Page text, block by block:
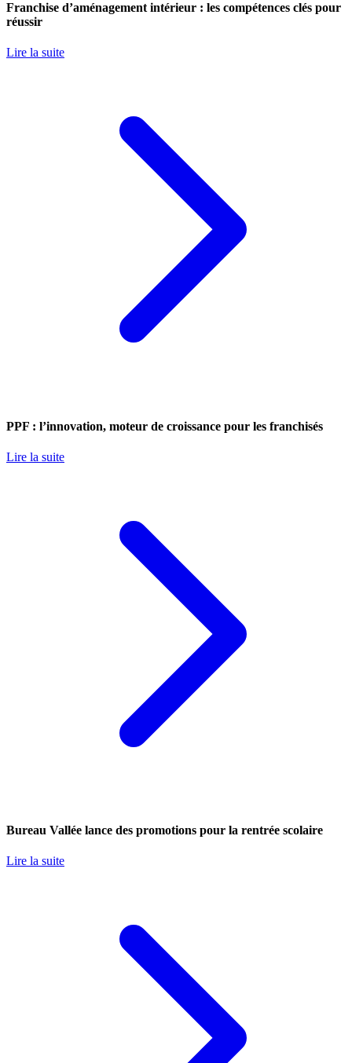
Franchise d’aménagement intérieur : les compétences clés pour
réussir
Lire la suite
PPF : l’innovation, moteur de croissance pour les franchisés
Lire la suite
Bureau Vallée lance des promotions pour la rentrée scolaire
Lire la suite